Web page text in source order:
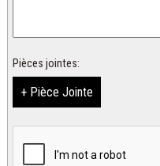
Pièces jointes:
+ Pièce Jointe